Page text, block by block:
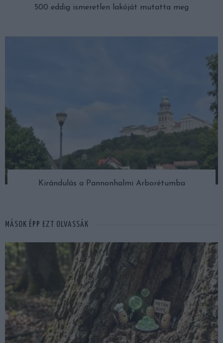
500 eddig ismeretlen lakóját mutatta meg
Kirándulás a Pannonhalmi Arborétumba
MÁSOK ÉPP EZT OLVASSÁK